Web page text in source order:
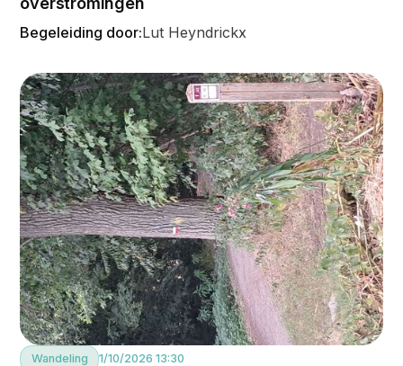
Begeleiding door:Lut Heyndrickx
Wandeling 1/10/2026 13:30